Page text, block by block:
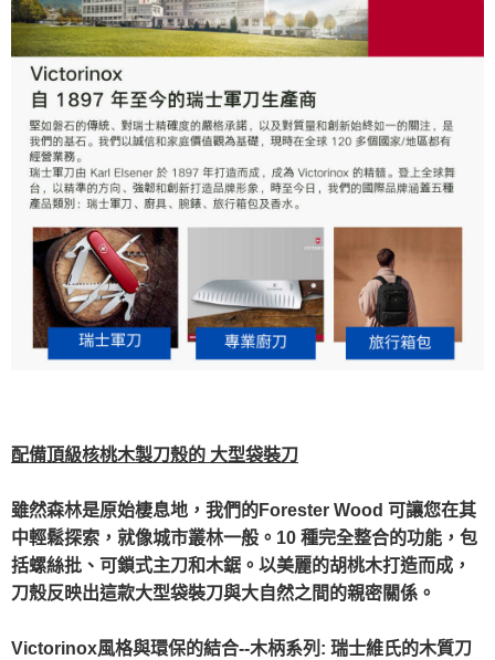
配備頂級核桃木製刀殼的 大型袋裝刀
雖然森林是原始棲息地，我們的Forester Wood 可讓您在其
中輕鬆探索，就像城市叢林一般。10 種完全整合的功能，包
括螺絲批、可鎖式主刀和木鋸。以美麗的胡桃木打造而成，
刀殼反映出這款大型袋裝刀與大自然之間的親密關係。
Victorinox風格與環保的結合--木柄系列: 瑞士維氏的木質刀